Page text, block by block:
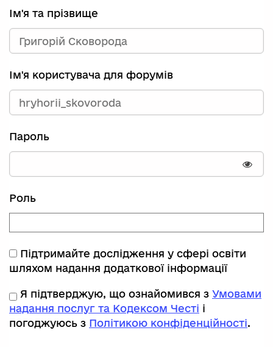
Ім'я та прізвище
Ім'я користувача для форумів
Пароль
Роль
Підтримайте дослідження у сфері освіти
шляхом надання додаткової інформації
Я підтверджую, що ознайомився з Умовами
надання послуг та Кодексом Честі і
погоджуюсь з Політикою конфіденційності.